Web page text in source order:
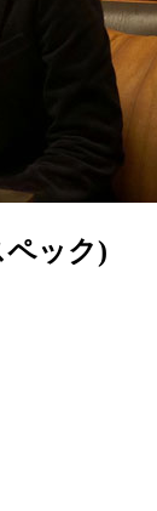
ック)